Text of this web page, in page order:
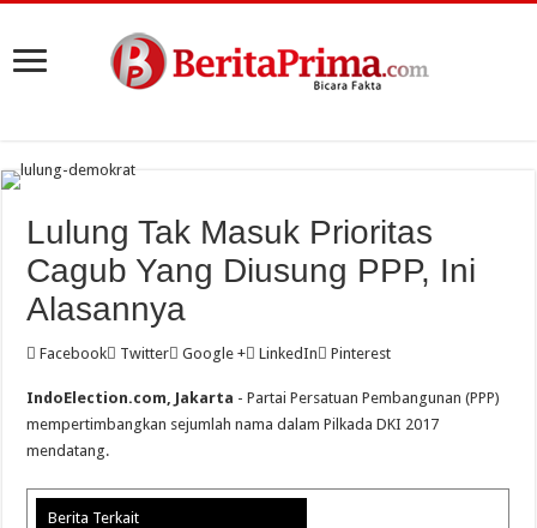
Lulung Tak Masuk Prioritas
Cagub Yang Diusung PPP, Ini
Alasannya
Facebook Twitter Google + LinkedIn Pinterest
IndoElection.com, Jakarta - Partai Persatuan Pembangunan (PPP)
mempertimbangkan sejumlah nama dalam Pilkada DKI 2017
mendatang.
Berita Terkait